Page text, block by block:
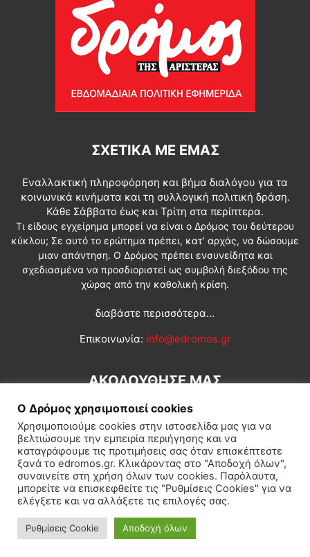
ΣΧΕΤΙΚΆ ΜΕ ΕΜΆΣ
Εναλλακτική πληροφόρηση και βήμα διαλόγου για τα
κοινωνικά κινήματα και τη συλλογική πολιτική δράση.
Κάθε Σάββατο έως και Τρίτη στα περίπτερα.
Τι είδους εγχείρημα μπορεί να είναι ο Δρόμος του δεύτερου
κύκλου; Σε αυτό το ερώτημα πρέπει, κατ’ αρχάς, να δώσουμε
μιαν απάντηση. Ο Δρόμος πρέπει ενσυνείδητα και
σχεδιασμένα να προσδιοριστεί ως συμβολή διεξόδου της
χώρας από την καθολική κρίση.
διαβάστε περισσότερα...
Επικοινωνία: info@edromos.gr
ΑΚΟΛΟΥΘΗΣΕ ΜΑΣ
Εγγραφή συνδρομητή Πολιτική Διεθνή Κοινωνία
Πολιτισμός Αφιερώματα
© Δρόμος της Αριστεράς
Ο Δρόμος χρησιμοποιεί cookies
Χρησιμοποιούμε cookies στην ιστοσελίδα μας για να
βελτιώσουμε την εμπειρία περιήγησης και να
καταγράφουμε τις προτιμήσεις σας όταν επισκέπτεστε
ξανά το edromos.gr. Κλικάροντας στο "Αποδοχή όλων",
συναινείτε στη χρήση όλων των cookies. Παρόλαυτα,
μπορείτε να επισκεφθείτε τις "Ρυθμίσεις Cookies" για να
ελέγξετε και να αλλάξετε τις επιλογές σας.
Ρυθμίσεις Cookie Αποδοχή όλων